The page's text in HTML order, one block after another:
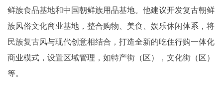
鲜族食品基地和中国朝鲜族用品基地。他建议开发复古朝鲜
族风俗文化商业基地，整合购物、美食、娱乐休闲体系，将
民族复古风与现代创意相结合，打造全新的吃住行购一体化
商业模式，设置区域管理，如特产街（区），文化街（区）
等。